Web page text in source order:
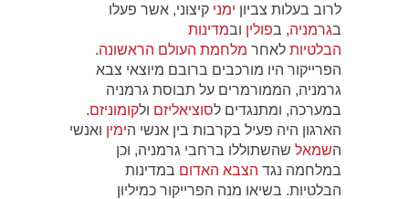
לרוב בעלות צביון ימני קיצוני, אשר פעלו
בגרמניה, בפולין ובמדינות
הבלטיות לאחר מלחמת העולם הראשונה.
הפרייקור היו מורכבים ברובם מיוצאי צבא
גרמניה, הממורמרים על תבוסת גרמניה
במערכה, ומתנגדים לסוציאליזם ולקומוניזם.
הארגון היה פעיל בקרבות בין אנשי הימין ואנשי
השמאל שהשתוללו ברחבי גרמניה, וכן
במלחמה נגד הצבא האדום במדינות
הבלטיות. בשיאו מנה הפרייקור כמיליון